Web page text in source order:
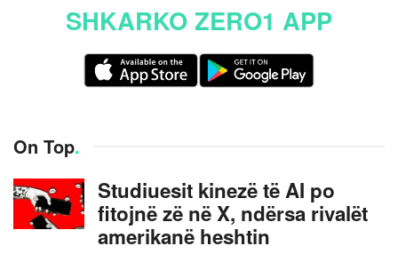
SHKARKO ZERO1 APP
On Top.
Studiuesit kinezë të AI po
fitojnë zë në X, ndërsa rivalët
amerikanë heshtin